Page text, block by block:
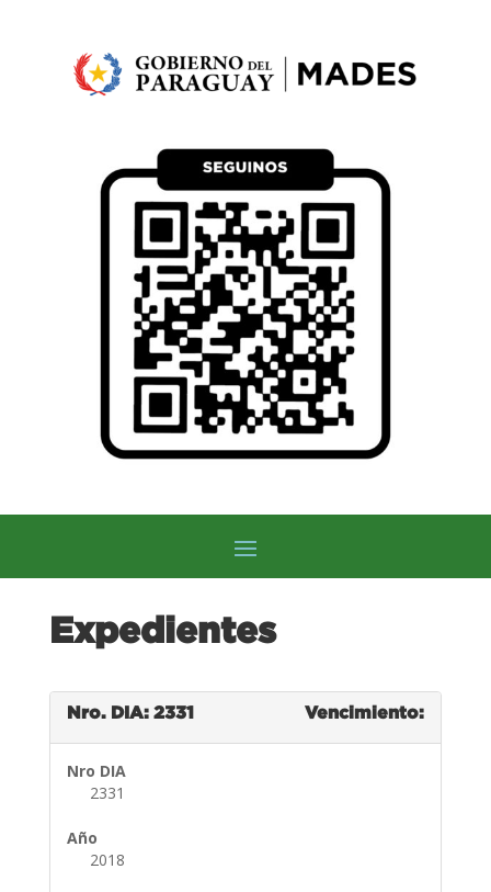
Expedientes
Nro. DIA: 2331 Vencimiento:
Nro DIA
2331
Año
2018